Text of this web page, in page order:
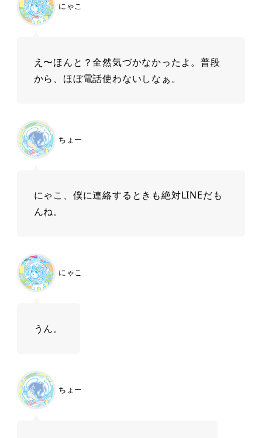
にゃこ
え〜ほんと？全然気づかなかったよ。普段
から、ほぼ電話使わないしなぁ。
ちょー
にゃこ、僕に連絡するときも絶対LINEだも
んね。
にゃこ
うん。
ちょー